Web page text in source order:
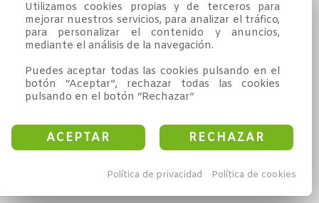
Utilizamos cookies propias y de terceros para
mejorar nuestros servicios, para analizar el tráfico,
para personalizar el contenido y anuncios,
mediante el análisis de la navegación.
Puedes aceptar todas las cookies pulsando en el
botón “Aceptar”, rechazar todas las cookies
pulsando en el botón “Rechazar”
ACEPTAR RECHAZAR
Política de privacidad Política de cookies